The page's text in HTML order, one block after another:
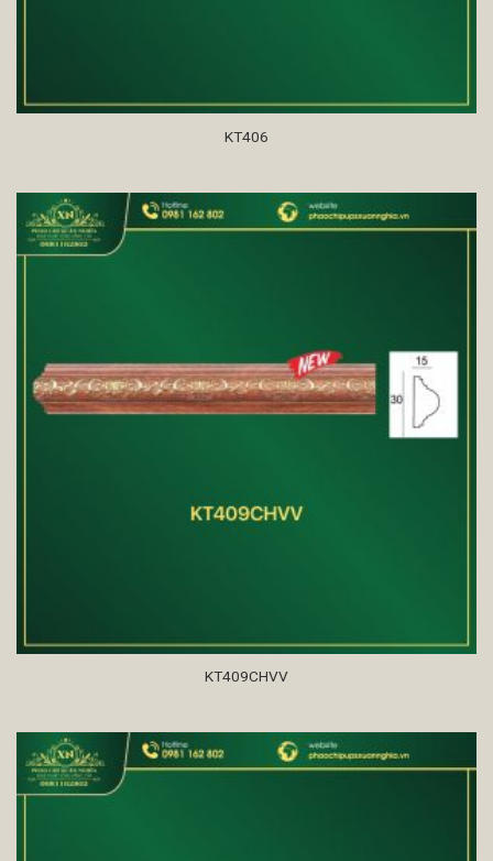
KT406
KT409CHVV